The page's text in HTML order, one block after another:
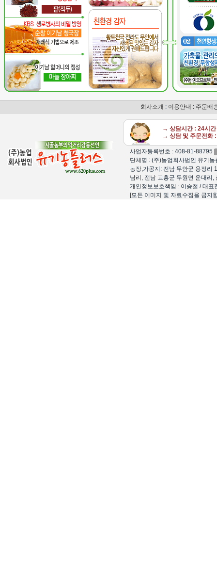
회사소개 : 이용안내 : 주문배
→ 상담시간 : 24시간
→ 상담 및 주문전화
사업자등록번호 : 408-81-88795
단체명 : (주)농업회사법인 유기
농장,가공지: 전남 무안군 용정리
남리, 전남 고흥군 두원면 운대리
개인정보보호책임 : 이승철 / 대
[모든 이미지 및 자료수집을 금지